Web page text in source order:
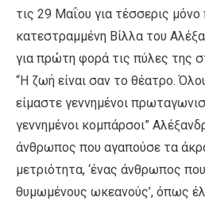
τις 29 Μαΐου για τέσσερις
κατεστραμμένη Βίλλα του
για πρώτη φορά τις πύλες της
“Η ζωή είναι σαν το θέατρο.
είμαστε γεννημένοι
γεννημένοι κομπάρσοι”
άνθρωπος που αγαπούσε τα
μετριότητα, ‘ένας άνθρωπος
θυμωμένους ωκεανούς’, όπως